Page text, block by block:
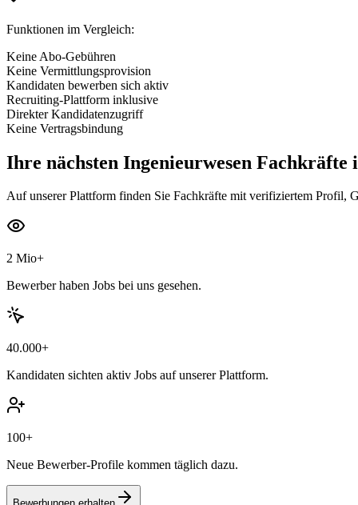
Funktionen im Vergleich:
Keine Abo-Gebühren
Keine Vermittlungsprovision
Kandidaten bewerben sich aktiv
Recruiting-Plattform inklusive
Direkter Kandidatenzugriff
Keine Vertragsbindung
Ihre nächsten Ingenieurwesen Fachkräfte
Auf unserer Plattform finden Sie Fachkräfte mit verifiziertem Profil,
2 Mio+
Bewerber haben Jobs bei uns gesehen.
40.000+
Kandidaten sichten aktiv Jobs auf unserer Plattform.
100+
Neue Bewerber-Profile kommen täglich dazu.